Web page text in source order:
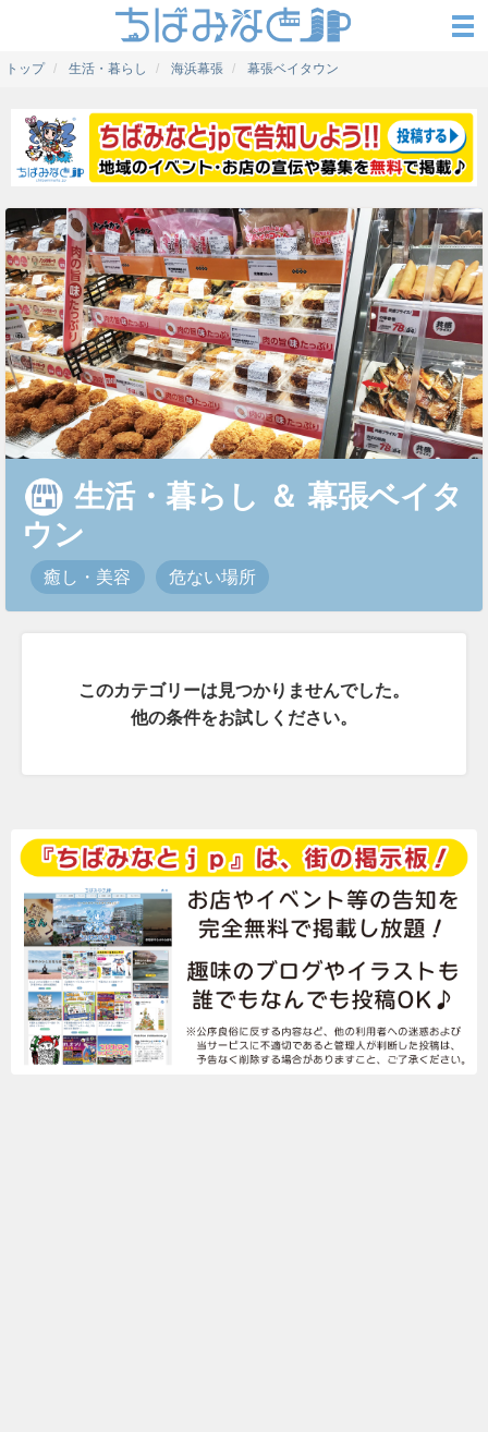
トップ 生活・暮らし 海浜幕張 幕張ベイタウン
生活・暮らし ＆ 幕張ベイタ
ウン
癒し・美容 危ない場所
このカテゴリーは見つかりませんでした。
他の条件をお試しください。